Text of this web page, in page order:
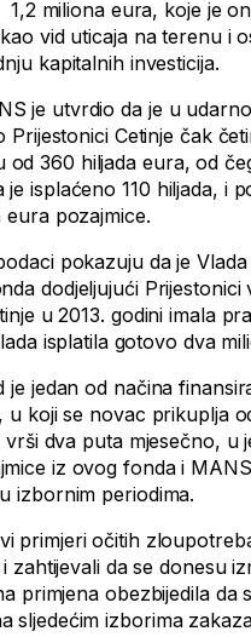
1,2 miliona eura, koje je
vid uticaja na terenu i
kapitalnih investicija.
je utvrdio da je u
Prijestonici Cetinje čak
od 360 hiljada eura, od
je isplaćeno 110 hiljada, i
eura pozajmice.
pokazuju da je
dodjeljujući
u 2013. godini imala
isplatila gotovo dva
je jedan od načina
u koji se novac prikuplja
vrši dva puta mjesečno, u
iz ovog fonda i
izbornim periodima.
primjeri očitih
zahtijevali da se donesu
primjena obezbijedila
sljedećim izborima